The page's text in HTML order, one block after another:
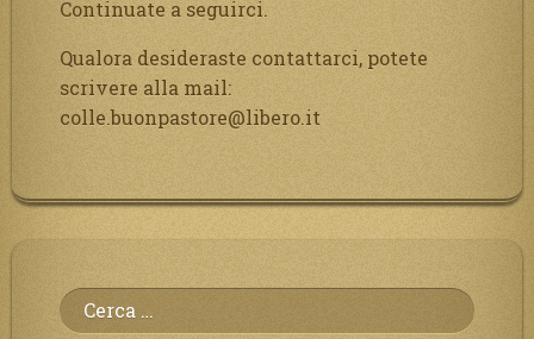
Continuate a seguirci.
Qualora desideraste contattarci, potete
scrivere alla mail:
colle.buonpastore@libero.it
Ricerca
per: